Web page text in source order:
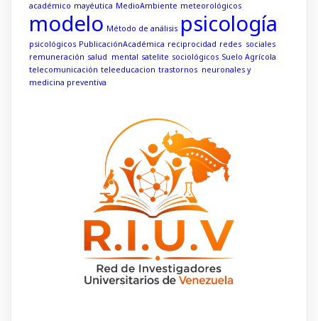
académico mayéutica MedioAmbiente meteorológicos
modelo Método de análisis psicología
psicológicos PublicaciónAcadémica reciprocidad redes sociales
remuneración salud mental satelite sociológicos Suelo Agrícola
telecomunicación teleeducacion trastornos neuronales y
medicina preventiva